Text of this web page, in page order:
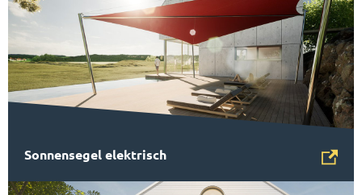
Sonnensegel elektrisch